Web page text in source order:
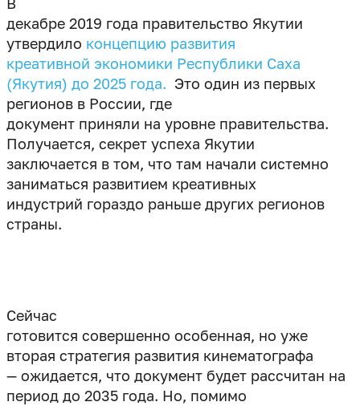
декабре 2019 года правительство Якутии
утвердило концепцию развития
креативной экономики Республики Саха
(Якутия) до 2025 года. Это один из первых
регионов в России, где
документ приняли на уровне правительства.
Получается, секрет успеха Якутии
заключается в том, что там начали системно
заниматься развитием креативных
индустрий гораздо раньше других регионов
страны.
Сейчас
готовится совершенно особенная, но уже
вторая стратегия развития кинематографа
— ожидается, что документ будет рассчитан на
период до 2035 года. Но, помимо